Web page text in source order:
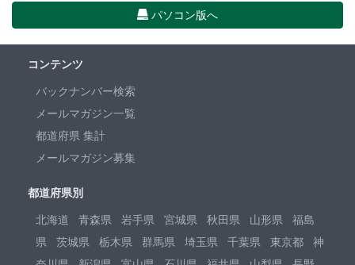
パソコン版へ
コンテンツ
バックナンバー検索
メールマガジン一覧
都道府県 集計
メールマガジン募集
都道府県別
北海道
青森県 岩手県 宮城県 秋田県 山形県
福島
県
茨城県 栃木県 群馬県 埼玉県 千葉県 東京都
神